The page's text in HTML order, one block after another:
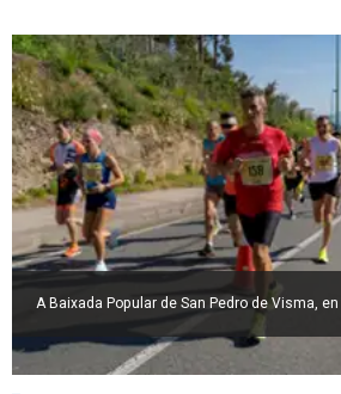
A Baixada Popular de San Pedro de Visma,